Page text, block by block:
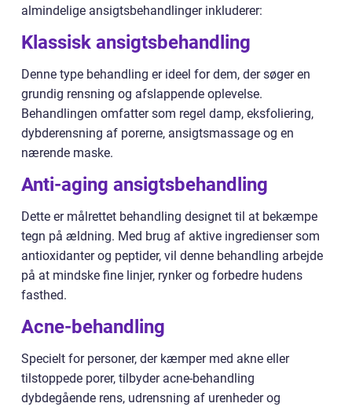
almindelige ansigtsbehandlinger inkluderer:
Klassisk ansigtsbehandling
Denne type behandling er ideel for dem, der søger en
grundig rensning og afslappende oplevelse.
Behandlingen omfatter som regel damp, eksfoliering,
dybderensning af porerne, ansigtsmassage og en
nærende maske.
Anti-aging ansigtsbehandling
Dette er målrettet behandling designet til at bekæmpe
tegn på ældning. Med brug af aktive ingredienser som
antioxidanter og peptider, vil denne behandling arbejde
på at mindske fine linjer, rynker og forbedre hudens
fasthed.
Acne-behandling
Specielt for personer, der kæmper med akne eller
tilstoppede porer, tilbyder acne-behandling
dybdegående rens, udrensning af urenheder og